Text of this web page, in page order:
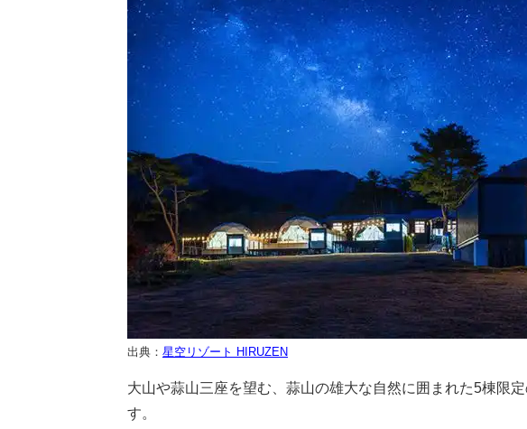
出典： 星空リゾート HIRUZEN
大山や蒜山三座を望む、蒜山の雄大な自然に囲まれた5棟限
す。